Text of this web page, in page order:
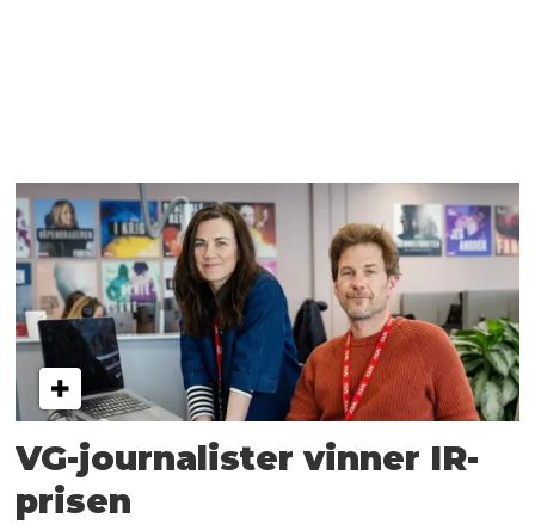
VG-journalister vinner IR-
prisen